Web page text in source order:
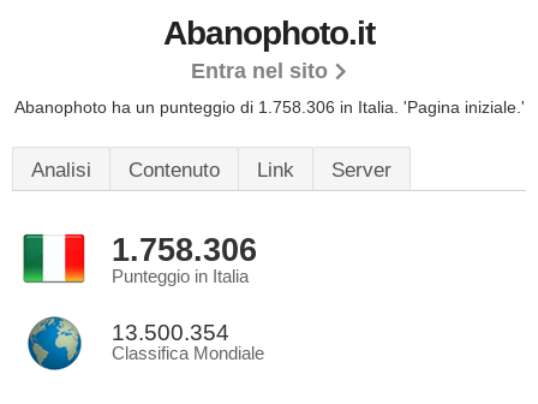
Abanophoto.it
Entra nel sito
Abanophoto ha un punteggio di 1.758.306 in Italia. 'Pagina iniziale.'
Analisi Contenuto Link Server
1.758.306
Punteggio in Italia
13.500.354
Classifica Mondiale